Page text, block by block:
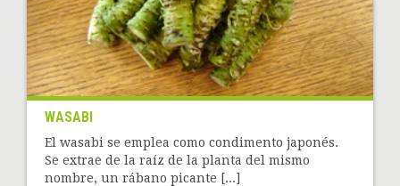
WASABI
El wasabi se emplea como condimento japonés.
Se extrae de la raíz de la planta del mismo
nombre, un rábano picante [...]